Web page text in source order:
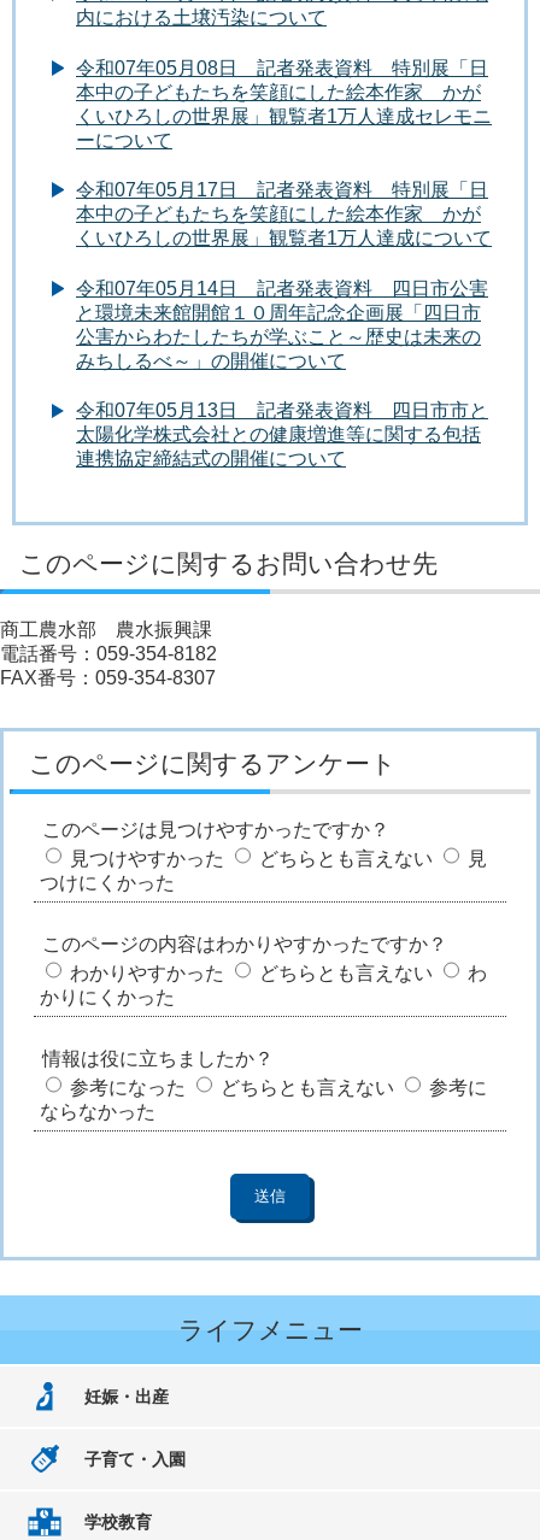
内における土壌汚染について
令和07年05月08日 記者発表資料 特別展「日
本中の子どもたちを笑顔にした絵本作家 かが
くいひろしの世界展」観覧者1万人達成セレモニ
ーについて
令和07年05月17日 記者発表資料 特別展「日
本中の子どもたちを笑顔にした絵本作家 かが
くいひろしの世界展」観覧者1万人達成について
令和07年05月14日 記者発表資料 四日市公害
と環境未来館開館１０周年記念企画展「四日市
公害からわたしたちが学ぶこと～歴史は未来の
みちしるべ～」の開催について
令和07年05月13日 記者発表資料 四日市市と
太陽化学株式会社との健康増進等に関する包括
連携協定締結式の開催について
このページに関するお問い合わせ先
商工農水部 農水振興課
電話番号：059-354-8182
FAX番号：059-354-8307
このページに関するアンケート
このページは見つけやすかったですか？
見つけやすかった
どちらとも言えない
見
つけにくかった
このページの内容はわかりやすかったですか？
わかりやすかった
どちらとも言えない
わ
かりにくかった
情報は役に立ちましたか？
参考になった
どちらとも言えない
参考に
ならなかった
ライフメニュー
妊娠・出産
子育て・入園
学校教育